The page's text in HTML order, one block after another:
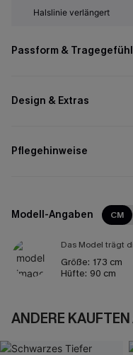
Halslinie verlängert
Passform & Tragegefühl
Design & Extras
Pflegehinweise
Modell-Angaben CM
Das Model trägt
Größe: 173 cm
Hüfte: 90 cm
ANDERE